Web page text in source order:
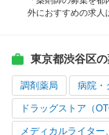
外におすすめの求人
東京都渋谷区
調剤薬局 病院・
ドラッグストア（
メディカルライタ